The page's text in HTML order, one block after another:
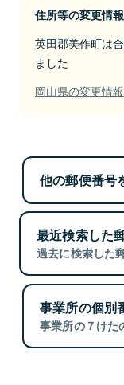
住所等の変更情報
英田郡美作町は
ました
岡山県の変更情
他の郵便番号
最近検索した
過去に検索した
事業所の個別
事業所の７けた